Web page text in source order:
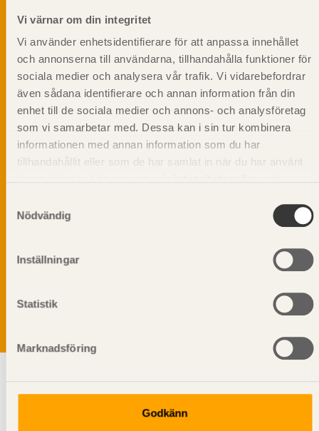
Vi värnar om din integritet
Vi använder enhetsidentifierare för att anpassa innehållet
och annonserna till användarna, tillhandahålla funktioner för
sociala medier och analysera vår trafik. Vi vidarebefordrar
även sådana identifierare och annan information från din
enhet till de sociala medier och annons- och analysföretag
som vi samarbetar med. Dessa kan i sin tur kombinera
informationen med annan information som du har
tillhandahållit eller som de har samlat in när du har använt
Nödvändig
Inställningar
Statistik
Marknadsföring
Godkänn
personuppgifter alltid hanteras på ett ansvarsfullt sätt.